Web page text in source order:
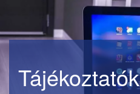
Tájékoztatók